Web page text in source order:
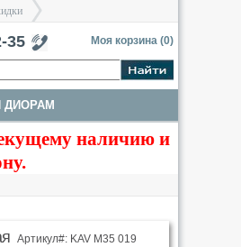
>
35 Моя корзина (0)
ДИОРАМ
И СТВОЛЫналичию и
Артикул#: KAV M35 019